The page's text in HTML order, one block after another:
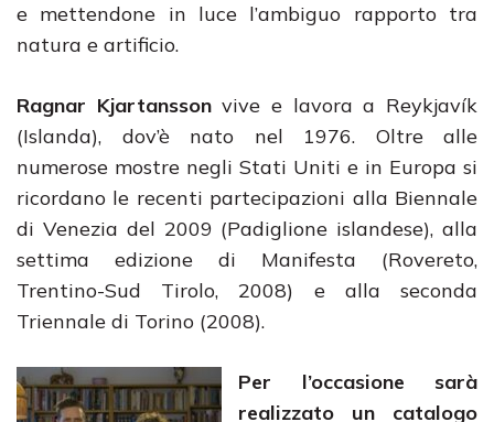
e mettendone in luce l’ambiguo rapporto tra
natura e artificio.
Ragnar Kjartanssonvive e lavora a Reykjavík
(Islanda), dov’è nato nel 1976. Oltre alle
numerose mostre negli Stati Uniti e in Europa si
ricordano le recenti partecipazioni alla Biennale
di Venezia del 2009 (Padiglione islandese), alla
settima edizione di Manifesta (Rovereto,
Trentino-Sud Tirolo, 2008) e alla seconda
Triennale di Torino (2008).
Per l’occasione sarà
realizzato un catalogo